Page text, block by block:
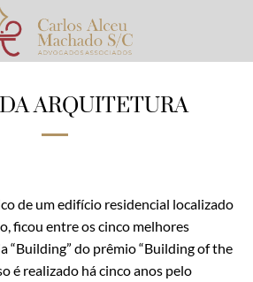
ARQUITETURA
de um edifício residencial localizado
ficou entre os cinco melhores
“Building” do prêmio “Building of the
é realizado há cinco anos pelo